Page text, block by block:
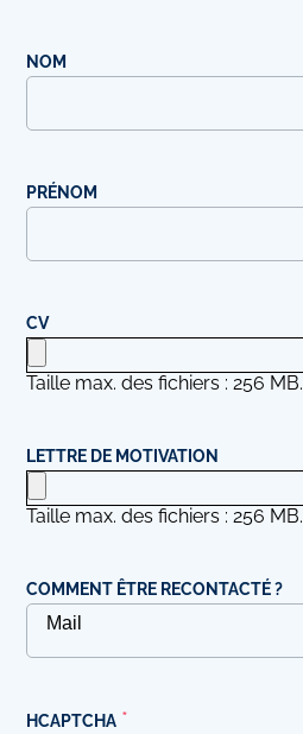
NOM
PRÉNOM
CV
Taille max. des fichiers : 256 MB.
LETTRE DE MOTIVATION
Taille max. des fichiers : 256 MB.
COMMENT ÊTRE RECONTACTÉ ?
HCAPTCHA